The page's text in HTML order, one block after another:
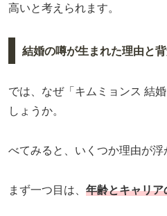
高いと考えられます。
結婚の噂が生まれた理由と
では、なぜ「キムミョンス 結
しょうか。
べてみると、いくつか理由が浮
まず一つ目は、 年齢とキャリア